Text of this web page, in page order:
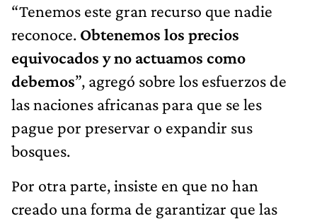
“Tenemos este gran recurso que nadie
reconoce. Obtenemos los precios
equivocados y no actuamos como
debemos”, agregó sobre los esfuerzos de
las naciones africanas para que se les
pague por preservar o expandir sus
bosques.
Por otra parte, insiste en que no han
creado una forma de garantizar que las